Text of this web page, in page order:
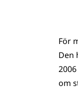
För
Den
om